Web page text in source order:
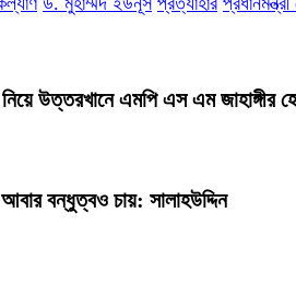
উত্তরখানে এমপি এস এম জাহাঙ্গীর
আবার বন্ধুত্বও চায়: সালাহউদ্দিন